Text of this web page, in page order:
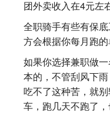
团外卖收入在4元左
全职骑手有些有保
方会根据你每月跑的
如果你选择兼职做
本的，不管刮风下
吃不了这种苦，就
车，跑几天不跑了